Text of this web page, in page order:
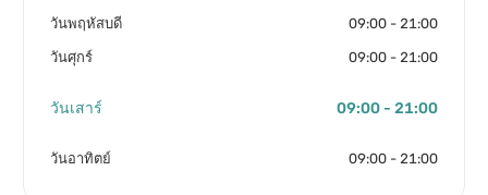
วันพฤหัสบดี 09:00 - 21:00
วันศุกร์ 09:00 - 21:00
วันเสาร์ 09:00 - 21:00
วันอาทิตย์ 09:00 - 21:00